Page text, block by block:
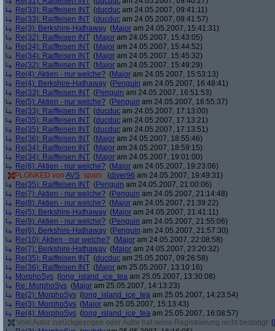
Re(33): Raiffeisen INT (ducduc am 24.05.2007, 09:41:11)
Re(33): Raiffeisen INT (ducduc am 24.05.2007, 09:41:57)
Re(3): Berkshire-Hathaway (Major am 24.05.2007, 15:41:31)
Re(32): Raiffeisen INT (Major am 24.05.2007, 15:43:05)
Re(34): Raiffeisen INT (Major am 24.05.2007, 15:44:52)
Re(34): Raiffeisen INT (Major am 24.05.2007, 15:45:32)
Re(32): Raiffeisen INT (Major am 24.05.2007, 15:49:29)
Re(4): Aktien - nur welche? (Major am 24.05.2007, 15:53:13)
Re(4): Berkshire-Hathaway (Penguin am 24.05.2007, 16:48:41)
Re(33): Raiffeisen INT (Penguin am 24.05.2007, 16:51:53)
Re(5): Aktien - nur welche? (Penguin am 24.05.2007, 16:55:37)
Re(33): Raiffeisen INT (ducduc am 24.05.2007, 17:13:00)
Re(35): Raiffeisen INT (ducduc am 24.05.2007, 17:13:21)
Re(35): Raiffeisen INT (ducduc am 24.05.2007, 17:13:51)
Re(36): Raiffeisen INT (Major am 24.05.2007, 18:55:46)
Re(34): Raiffeisen INT (Major am 24.05.2007, 18:59:15)
Re(34): Raiffeisen INT (Major am 24.05.2007, 19:01:00)
Re(6): Aktien - nur welche? (Major am 24.05.2007, 19:23:06)
PLONKED von AVS: spam (diver96 am 24.05.2007, 19:49:31)
Re(35): Raiffeisen INT (Penguin am 24.05.2007, 21:00:06)
Re(7): Aktien - nur welche? (Penguin am 24.05.2007, 21:14:48)
Re(8): Aktien - nur welche? (Major am 24.05.2007, 21:39:22)
Re(5): Berkshire-Hathaway (Major am 24.05.2007, 21:41:11)
Re(9): Aktien - nur welche? (Penguin am 24.05.2007, 21:55:06)
Re(6): Berkshire-Hathaway (Penguin am 24.05.2007, 21:57:30)
Re(10): Aktien - nur welche? (Major am 24.05.2007, 22:08:58)
Re(7): Berkshire-Hathaway (Major am 24.05.2007, 23:20:32)
Re(35): Raiffeisen INT (ducduc am 25.05.2007, 09:26:58)
Re(36): Raiffeisen INT (Major am 25.05.2007, 13:10:16)
MorphoSys ( long_island_ice_tea am 25.05.2007, 13:30:08)
Re: MorphoSys (Major am 25.05.2007, 14:13:23)
Re(2): MorphoSys ( long_island_ice_tea am 25.05.2007, 14:23:54)
Re(3): MorphoSys (Major am 25.05.2007, 15:13:43)
Re(4): MorphoSys ( long_island_ice_tea am 25.05.2007, 16:08:57)
Vom Autor zurückgezogen oder Autor hat seine Registrierung nicht bestätigt (